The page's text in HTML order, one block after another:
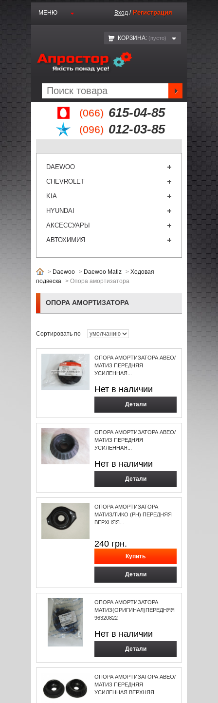
(066) 615-04-85
(096) 012-03-85
МЕНЮ Вход / Регистрация
КОРЗИНА: (пустo)
DAEWOO
CHEVROLET
KIA
HYUNDAI
АКСЕССУАРЫ
АВТОХИМИЯ
> Daewoo > Daewoo Matiz > Ходовая
подвеска > Опора амортизатора
ОПОРА АМОРТИЗАТОРА
Сортировать по
ОПОРА АМОРТИЗАТОРА АВЕО/
МАТИЗ ПЕРЕДНЯЯ
УСИЛЕННАЯ...
Нет в наличии
Детали
ОПОРА АМОРТИЗАТОРА АВЕО/
МАТИЗ ПЕРЕДНЯЯ
УСИЛЕННАЯ...
Нет в наличии
Детали
ОПОРА АМОРТИЗАТОРА
МАТИЗ/ТИКО (РН) ПЕРЕДНЯЯ
ВЕРХНЯЯ...
240 грн.
Детали
ОПОРА АМОРТИЗАТОРА
МАТИЗ(ОРИГИНАЛ)ПЕРЕДНЯЯ
96320822
Нет в наличии
Детали
ОПОРА АМОРТИЗАТОРА АВЕО/
МАТИЗ ПЕРЕДНЯЯ
УСИЛЕННАЯ ВЕРХНЯЯ...